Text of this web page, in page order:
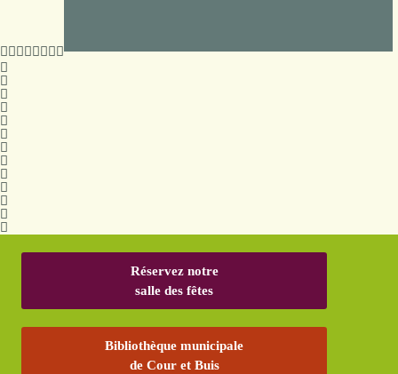
Réservez notre
salle des fêtes
Bibliothèque municipale
de Cour et Buis